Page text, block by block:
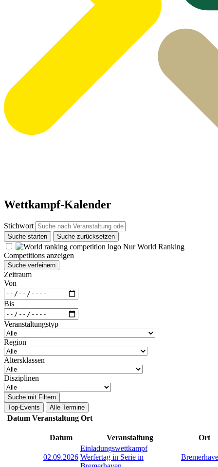
Wettkampf-Kalender
Stichwort
Suche starten Suche zurücksetzen
Nur World Ranking
Competitions anzeigen
Suche verfeinern
Zeitraum
Von
Bis
Veranstaltungstyp
Region
Altersklassen
Disziplinen
Suche mit Filtern
Top-Events
Alle Termine
Datum Veranstaltung Ort
Datum Veranstaltung Ort
02.09.2026
Einladungswettkampf
Werfertag in Serie in